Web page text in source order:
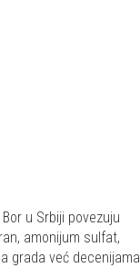
u Srbiji povezuju
amonijum sulfat,
grada već decenijama